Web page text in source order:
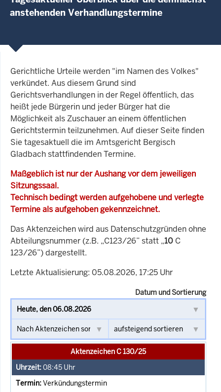
anstehenden Verhandlungstermine
Gerichtliche Urteile werden "im Namen des Volkes"
verkündet. Aus diesem Grund sind
Gerichtsverhandlungen in der Regel öffentlich, das
heißt jede Bürgerin und jeder Bürger hat die
Möglichkeit als Zuschauer an einem öffentlichen
Gerichtstermin teilzunehmen. Auf dieser Seite finden
Sie tagesaktuell die im Amtsgericht Bergisch
Gladbach stattfindenden Termine.
Maßgeblich ist nur der Aushang vor dem jeweiligen
Sitzungssaal.
Technisch bedingt werden aufgehobene und verlegte
Termine als aufgehoben gekennzeichnet.
Das Aktenzeichen wird aus Datenschutzgründen ohne
Abteilungsnummer (z.B. „C123/26” statt „10 C
123/26”) dargestellt.
Letzte Aktualisierung: 05.08.2026, 17:25 Uhr
Datum und Sortierung
Aktenzeichen C 130/25
08:45 Uhr
Verkündungstermin